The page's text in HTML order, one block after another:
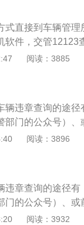
的方式，查询机动
询、汽车违章网站
1、到各市各区县
安局公安交通管
机号，点击查询
软件，输入车
式直接到车辆管
软件，交管12123
出来，并且可以
需要及时的进行
，如果没有违章
阅读：3885
违章查询的途径
部门的公众号）
否则会影响车辆
违章没有任何异
及罚款单。可以拿
理好后，保留好
单去交警部门进行
阅读：3896
违章查询的途径
的公众号）、或
会影响车辆年检
阅读：3932